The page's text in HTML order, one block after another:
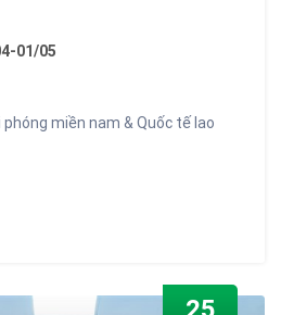
01/05
miền nam & Quốc tế lao